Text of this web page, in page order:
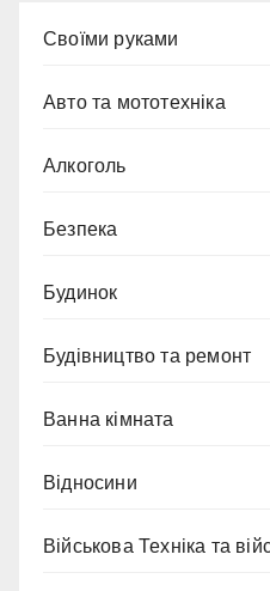
Cвоїми руками
Авто та мототехніка
Алкоголь
Безпека
Будинок
Будівництво та ремонт
Ванна кімната
Відносини
Військова Техніка та